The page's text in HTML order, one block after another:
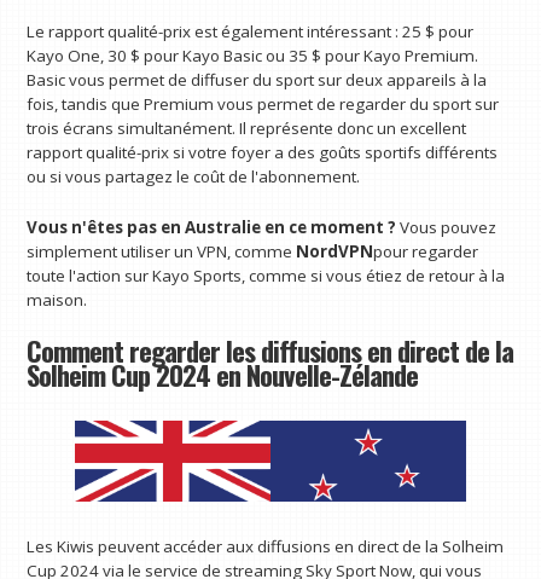
Le rapport qualité-prix est également intéressant : 25 $ pour
Kayo One, 30 $ pour Kayo Basic ou 35 $ pour Kayo Premium.
Basic vous permet de diffuser du sport sur deux appareils à la
fois, tandis que Premium vous permet de regarder du sport sur
trois écrans simultanément. Il représente donc un excellent
rapport qualité-prix si votre foyer a des goûts sportifs différents
ou si vous partagez le coût de l'abonnement.
Vous n'êtes pas en Australie en ce moment ? Vous pouvez
simplement utiliser un VPN, comme NordVPNpour regarder
toute l'action sur Kayo Sports, comme si vous étiez de retour à la
maison.
Comment regarder les diffusions en direct de la
Solheim Cup 2024 en Nouvelle-Zélande
Les Kiwis peuvent accéder aux diffusions en direct de la Solheim
Cup 2024 via le service de streaming Sky Sport Now, qui vous